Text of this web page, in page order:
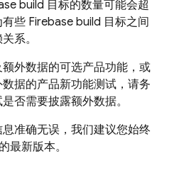
build 目标的数量可能会超
些 Firebase build 目标之间
系。
外数据的可选产品功能，或
据的产品新功能测试，请务
否需要披露额外数据。
准确无误，我们建议您始终
最新版本。